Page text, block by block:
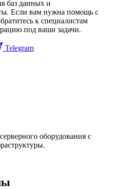
баз данных и
Если вам нужна помощь с
к специалистам
под ваши задачи.
Telegram
оборудования с